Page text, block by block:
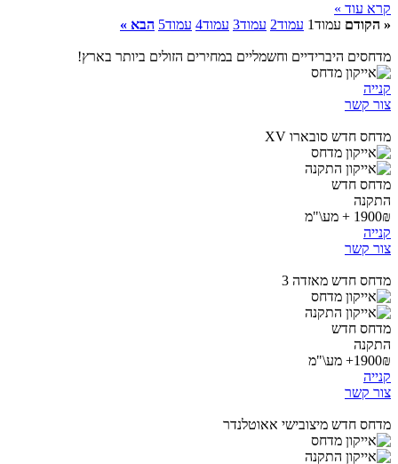
קרא עוד »
« הקודם עמוד1 עמוד2 עמוד3 עמוד4 עמוד5 הבא »
מדחסים היברידיים וחשמליים במחירים הזולים ביותר בארץ!
קנייה
צור קשר
מדחס חדש סובארו XV
מדחס חדש
התקנה
1900₪ + מע\"מ
קנייה
צור קשר
מדחס חדש מאזדה 3
מדחס חדש
התקנה
1900₪+ מע\"מ
קנייה
צור קשר
מדחס חדש מיצובישי אאוטלנדר